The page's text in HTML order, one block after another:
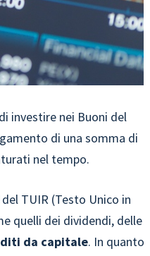
investire nei Buoni del
di una somma di
nel tempo.
TUIR (Testo Unico in
quelli dei dividendi, delle
da capitale. In quanto